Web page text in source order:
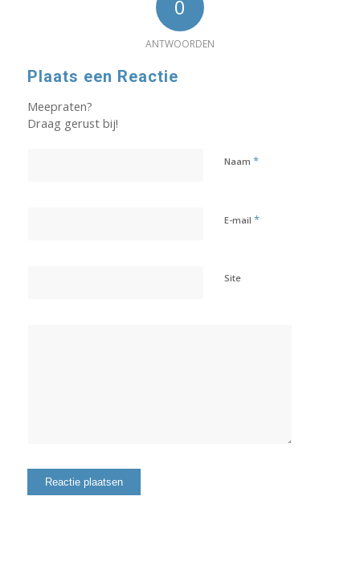
0
ANTWOORDEN
Plaats een Reactie
Meepraten?
Draag gerust bij!
Naam *
E-mail *
Site